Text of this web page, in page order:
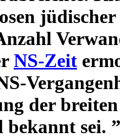
NS-Zeit
der
bekannt sei.